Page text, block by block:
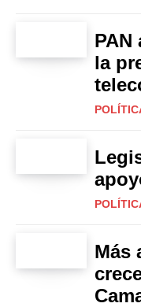
PAN
la
Más